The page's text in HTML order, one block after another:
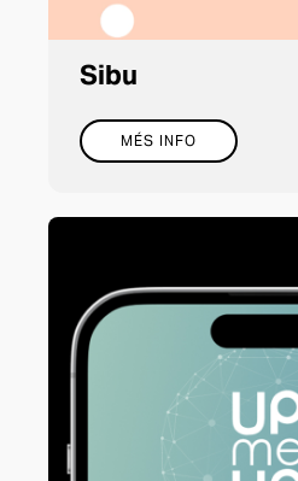
Sibu
MÉS INFO